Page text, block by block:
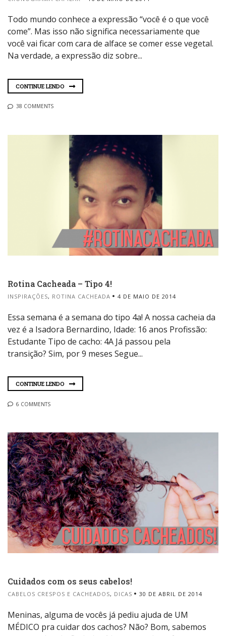
Todo mundo conhece a expressão “você é o que você
come”. Mas isso não significa necessariamente que
você vai ficar com cara de alface se comer esse vegetal.
Na verdade, a expressão diz sobre...
CONTINUE LENDO
38 COMMENTS
Rotina Cacheada – Tipo 4!
INSPIRAÇÕES, ROTINA CACHEADA 4 DE MAIO DE 2014
Essa semana é a semana do tipo 4a! A nossa cacheia da
vez é a Isadora Bernardino, Idade: 16 anos Profissão:
Estudante Tipo de cacho: 4A Já passou pela
transição? Sim, por 9 meses Segue...
CONTINUE LENDO
6 COMMENTS
Cuidados com os seus cabelos!
CABELOS CRESPOS E CACHEADOS, DICAS 30 DE ABRIL DE 2014
Meninas, alguma de vocês já pediu ajuda de UM
MÉDICO pra cuidar dos cachos? Não? Bom, sabemos